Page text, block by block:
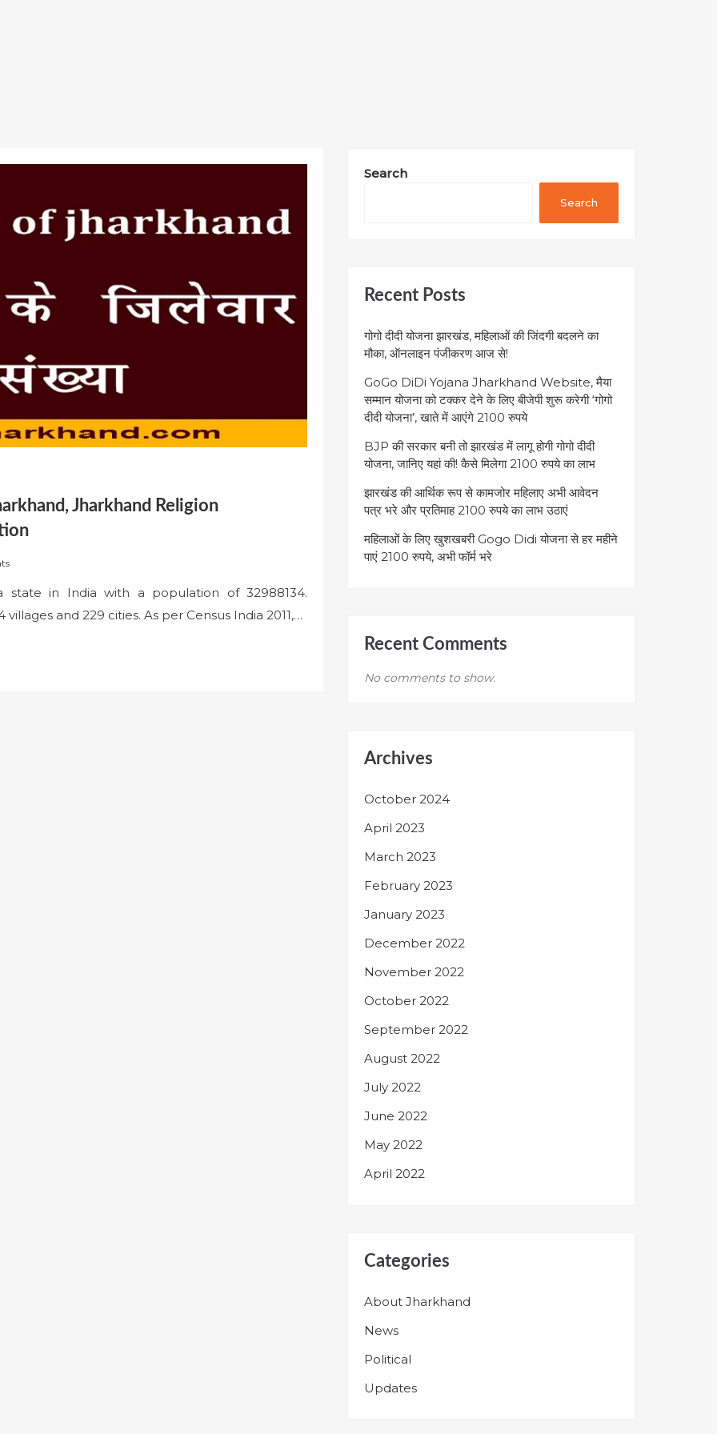
Jharkhand Religion
state in India with a population of 32988134.
and 229 cities. As per Census India 2011,…
Search
Search
Recent Posts
गोगो दीदी योजना झारखंड, महिलाओं की जिंदगी बदलने का
मौका, ऑनलाइन पंजीकरण आज से!
GoGo DiDi Yojana Jharkhand Website, मैया
सम्मान योजना को टक्कर देने के लिए बीजेपी शुरू करेगी ‘गोगो
दीदी योजना’, खाते में आएंगे 2100 रुपये
BJP की सरकार बनी तो झारखंड में लागू होगी गोगो दीदी
योजना, जानिए यहां की! कैसे मिलेगा 2100 रुपये का लाभ
झारखंड की आर्थिक रूप से कामजोर महिलाए अभी आवेदन
पत्र भरे और प्रतिमाह 2100 रुपये का लाभ उठाएं
महिलाओं के लिए खुशखबरी Gogo Didi योजना से हर महीने
पाएं 2100 रुपये, अभी फॉर्म भरे
Recent Comments
No comments to show.
Archives
October 2024
April 2023
March 2023
February 2023
January 2023
December 2022
November 2022
October 2022
September 2022
August 2022
July 2022
June 2022
May 2022
April 2022
Categories
About Jharkhand
News
Political
Updates